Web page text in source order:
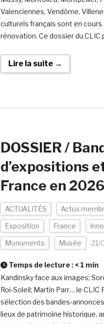
Valenciennes, Vendôme,
culturels français sont en
rénovation. Ce dossier du
Lire la suite →
DOSSIER /
d’expositions
France en
ACTUALITÉS Actus
Exposition France
Monuments Musée 21/
Temps de lecture : < 1 min
Kandinsky face aux images;
Roi-Soleil; Martin Parr… le CLIC
sélection des bandes-
lieux de patrimoine historique,